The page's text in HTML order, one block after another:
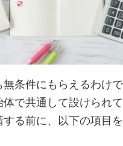
条件にもらえるわけ
で共通して設けられ
る前に、以下の項目